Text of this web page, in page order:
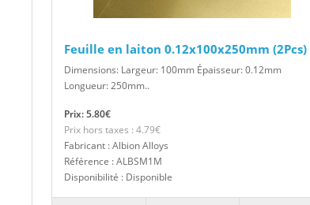
Feuille en laiton 0.12x100x250mm (2Pcs)
Dimensions: Largeur: 100mm Épaisseur: 0.12mm
Longueur: 250mm..
Prix: 5.80€
Prix hors taxes : 4.79€
Fabricant : Albion Alloys
Référence : ALBSM1M
Disponibilité : Disponible